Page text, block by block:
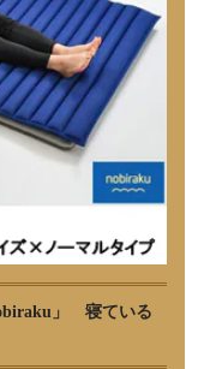
」 寝ている